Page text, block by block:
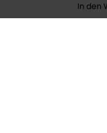
In den